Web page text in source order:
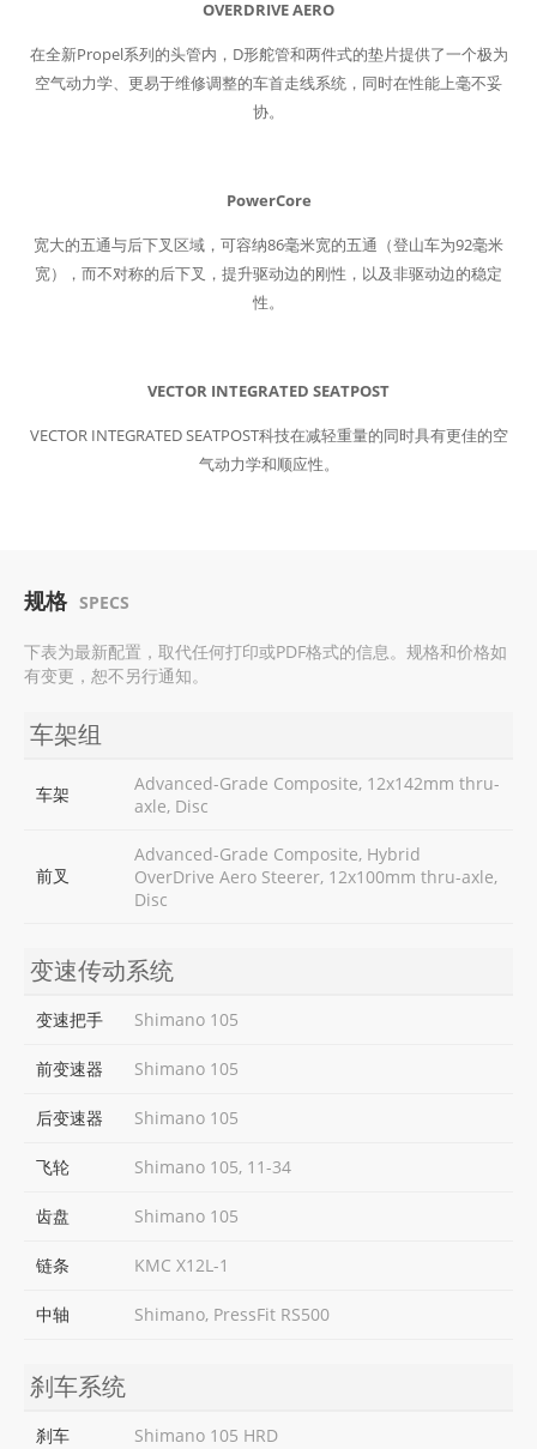
OVERDRIVE AERO
在全新Propel系列的头管内，D形舵管和两件式的垫片提供了一个极为
空气动力学、更易于维修调整的车首走线系统，同时在性能上毫不妥
协。
PowerCore
宽大的五通与后下叉区域，可容纳86毫米宽的五通（登山车为92毫米
宽），而不对称的后下叉，提升驱动边的刚性，以及非驱动边的稳定
性。
VECTOR INTEGRATED SEATPOST
VECTOR INTEGRATED SEATPOST科技在减轻重量的同时具有更佳的空
气动力学和顺应性。
规格 SPECS
下表为最新配置，取代任何打印或PDF格式的信息。规格和价格如
有变更，恕不另行通知。
车架组
车架
Advanced-Grade Composite, 12x142mm thru-
axle, Disc
前叉
Advanced-Grade Composite, Hybrid
OverDrive Aero Steerer, 12x100mm thru-axle,
Disc
变速传动系统
变速把手 Shimano 105
前变速器 Shimano 105
后变速器 Shimano 105
飞轮 Shimano 105, 11-34
齿盘 Shimano 105
链条 KMC X12L-1
中轴 Shimano, PressFit RS500
刹车系统
刹车 Shimano 105 HRD